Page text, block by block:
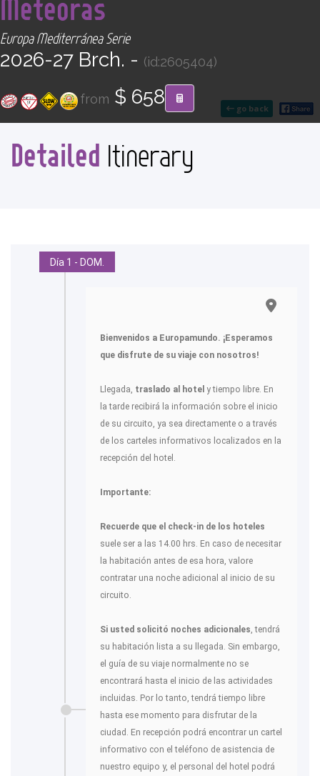
go back
Meteoras
Europa Mediterránea Serie
2026-27 Brch. - (id:2605404)
from $ 658
Detailed Itinerary
Día 1 - DOM.
Bienvenidos a Europamundo. ¡Esperamos
que disfrute de su viaje con nosotros!
Llegada, traslado al hotel y tiempo libre. En
la tarde recibirá la información sobre el inicio
de su circuito, ya sea directamente o a través
de los carteles informativos localizados en la
recepción del hotel.
Importante:
Recuerde que el check-in de los hoteles
suele ser a las 14.00 hrs. En caso de necesitar
la habitación antes de esa hora, valore
contratar una noche adicional al inicio de su
circuito.
Si usted solicitó noches adicionales, tendrá
su habitación lista a su llegada. Sin embargo,
el guía de su viaje normalmente no se
encontrará hasta el inicio de las actividades
incluidas. Por lo tanto, tendrá tiempo libre
hasta ese momento para disfrutar de la
ciudad. En recepción podrá encontrar un cartel
informativo con el teléfono de asistencia de
nuestro equipo y, el personal del hotel podrá